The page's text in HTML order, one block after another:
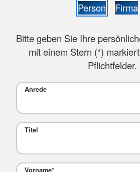
Person Firma
Bitte geben Sie Ihre
mit einem Stern (*)
Pflichtfelder.
Anrede
Titel
Vorname*